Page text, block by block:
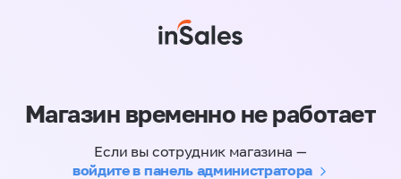
Магазин временно не работает
Если вы сотрудник магазина —
войдите в панель администратора